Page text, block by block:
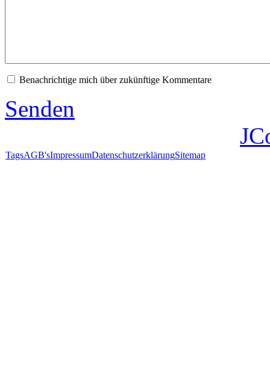
Benachrichtige mich über zukünftige Kommentare
Senden
TagsAGB'sImpressumDatenschutzerklärungSitemap